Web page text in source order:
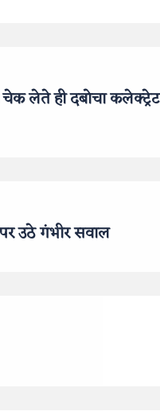
लेते ही दबोचा कलेक्ट्रेट
उठे गंभीर सवाल